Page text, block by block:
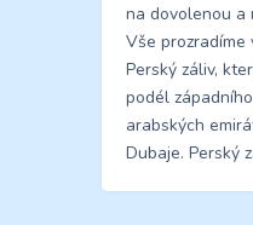
na dovolenou a
Vše prozradíme
Perský záliv,
podél
arabských
Dubaje. Perský